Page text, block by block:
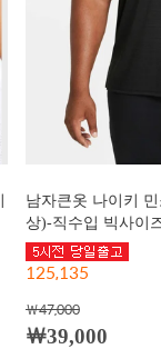
남자큰옷 나이키
상)-직수입 빅사이
125,135
￦47,000
￦39,000